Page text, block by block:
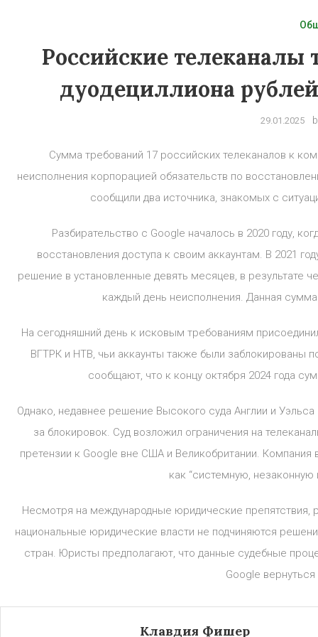
Российские телеканалы
дуодециллиона
29.01.2025
Сумма требований 17 российских телеканалов к
неисполнения корпорацией обязательств по
сообщили два источника, знакомых с
Разбирательство с Google началось в 2020 году,
восстановления доступа к своим аккаунтам. В 2021
решение в установленные девять месяцев, в результате
каждый день неисполнения. Данная
На сегодняшний день к исковым требованиям
ВГТРК и НТВ, чьи аккаунты также были заблокированы
сообщают, что к концу октября 2024 года
Однако, недавнее решение Высокого суда Англии и
за блокировок. Суд возложил ограничения на
претензии к Google вне США и Великобритании.
как “системную, незаконную
Несмотря на международные юридические препятствия,
национальные юридические власти не подчиняются
стран. Юристы предполагают, что данные судебные
Google
Клавдия Фишер